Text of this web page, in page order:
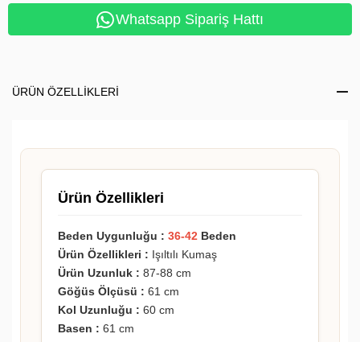
Whatsapp Sipariş Hattı
ÜRÜN ÖZELLIKLERI
Ürün Özellikleri
Beden Uygunluğu : 36-42 Beden
Ürün Özellikleri : Işıltılı Kumaş
Ürün Uzunluk : 87-88 cm
Göğüs Ölçüsü : 61 cm
Kol Uzunluğu : 60 cm
Basen : 61 cm